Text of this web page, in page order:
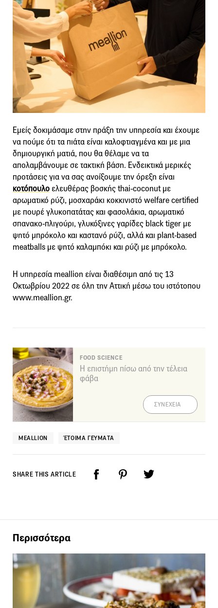
Εμείς δοκιμάσαμε στην πράξη την υπηρεσία και έχουμε
να πούμε ότι τα πιάτα είναι καλοφτιαγμένα και με μια
δημιουργική ματιά, που θα θέλαμε να τα
απολαμβάνουμε σε τακτική βάση. Ενδεικτικά μερικές
προτάσεις για να σας ανοίξουμε την όρεξη είναι
κοτόπουλο ελευθέρας βοσκής thai-coconut με
αρωματικό ρύζι, μοσχαράκι κοκκινιστό welfare certified
με πουρέ γλυκοπατάτας και φασολάκια, αρωματικό
σπανακο-πλιγούρι, γλυκόξινες γαρίδες black tiger με
ψητό μπρόκολο και καστανό ρύζι, αλλά και plant-based
meatballs με ψητό καλαμπόκι και ρύζι με μπρόκολο.
Η υπηρεσία meallion είναι διαθέσιμη από τις 13
Οκτωβρίου 2022 σε όλη την Αττική μέσω του ιστότοπου
www.meallion.gr.
FOOD SCIENCE
Η επιστήμη πίσω από την τέλεια
φάβα
ΣΥΝΕΧΕΙΑ
MEALLION ΈΤΟΙΜΑ ΓΕΎΜΑΤΑ
SHARE THIS ARTICLE
Περισσότερα